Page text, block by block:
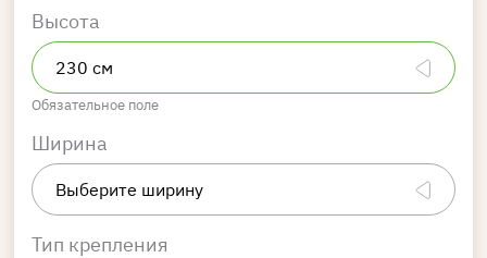
Высота
Обязательное поле
Ширина
Тип крепления